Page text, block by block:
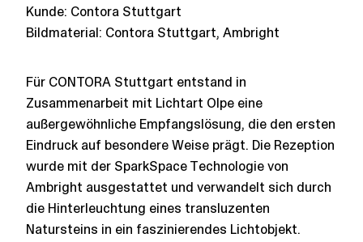
Kunde: Contora Stuttgart
Bildmaterial: Contora Stuttgart, Ambright
Für CONTORA Stuttgart entstand in
Zusammenarbeit mit Lichtart Olpe eine
außergewöhnliche Empfangslösung, die den ersten
Eindruck auf besondere Weise prägt. Die Rezeption
wurde mit der SparkSpace Technologie von
Ambright ausgestattet und verwandelt sich durch
die Hinterleuchtung eines transluzenten
Natursteins in ein faszinierendes Lichtobjekt.